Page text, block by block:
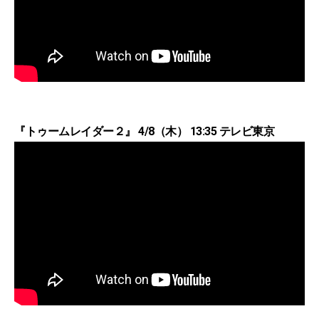
『トゥームレイダー２』 4/8（木） 13:35 テレビ東京